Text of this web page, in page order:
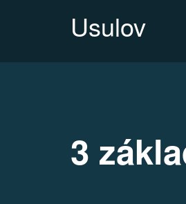
Usulov
3